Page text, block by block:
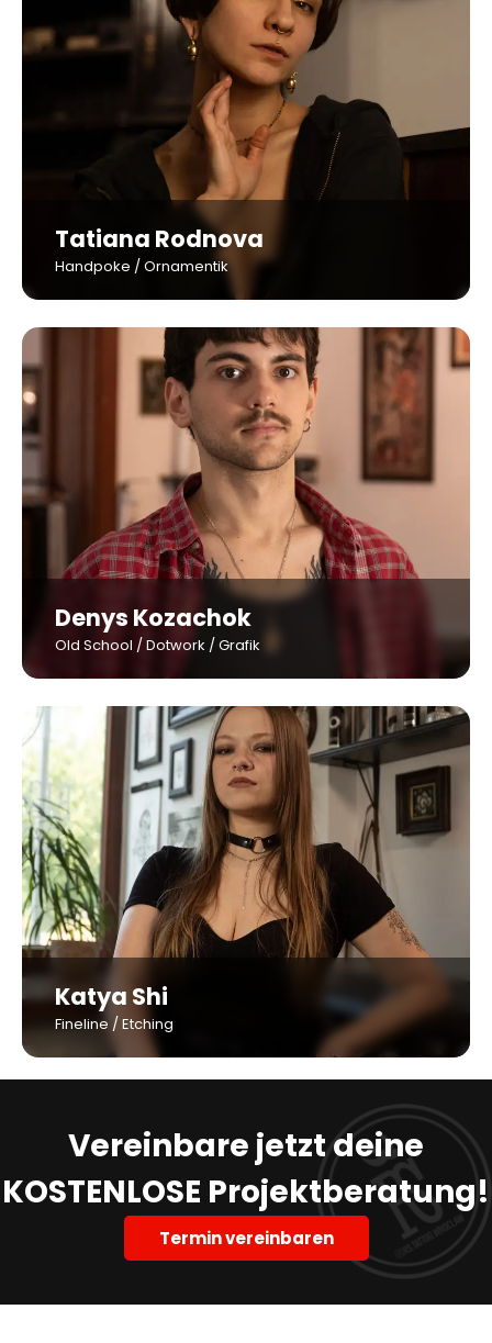
Tatiana Rodnova
Handpoke / Ornamentik
Denys Kozachok
Old School / Dotwork / Grafik
Katya Shi
Fineline / Etching
Vereinbare jetzt deine
KOSTENLOSE Projektberatung!
Termin vereinbaren